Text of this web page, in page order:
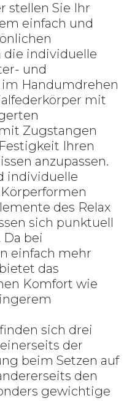
stellen Sie Ihr
einfach und
die individuelle
und
Handumdrehen
mit
Zugstangen
Ihren
anzupassen.
individuelle
des Relax
sich punktuell
bei
einfach mehr
das
Komfort wie
sich drei
der
beim Setzen auf
den
gewichtige